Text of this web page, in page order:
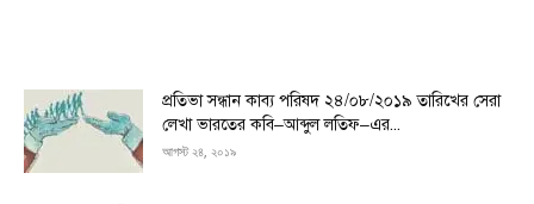
প্রতিভা সন্ধান কাব্য পরিষদ ২৪/০৮/২০১৯ তারিখের সেরা
লেখা ভারতের কবি–আব্দুল লতিফ–এর...
আগস্ট ২৪, ২০১৯